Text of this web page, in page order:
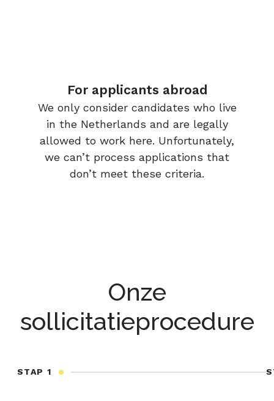
For applicants abroad
We only consider candidates who live
in the Netherlands and are legally
allowed to work here. Unfortunately,
we can’t process applications that
don’t meet these criteria.
Onze
sollicitatieprocedure
STAP 1